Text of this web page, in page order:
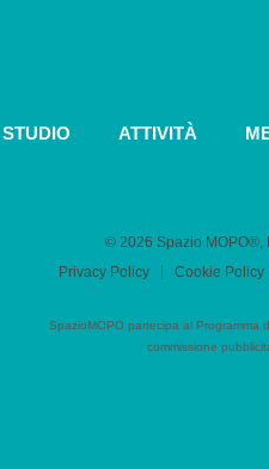
STUDIO ATTIVITÀ
© 2026 Spazio MOPO®,
Privacy Policy
Cookie Policy
SpazioMOPO partecipa al Programma
commissione